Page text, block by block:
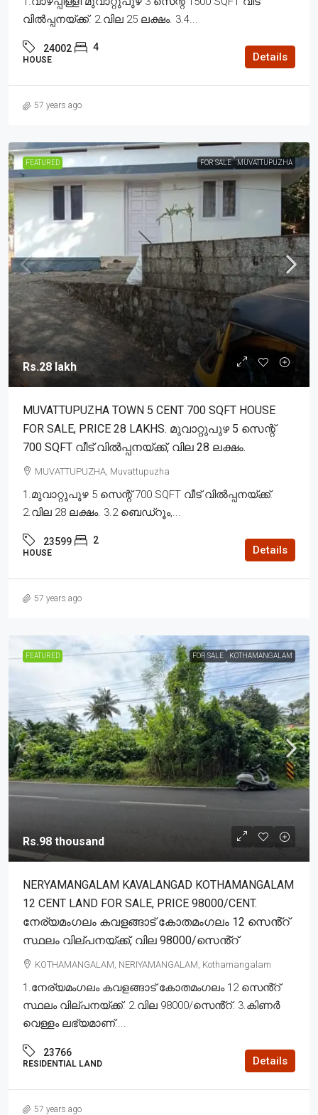
വിൽപ്പനയ്ക്ക്. 2.വില 25 ലക്ഷം. 3.4...
24002 4
HOUSE Details
57 years ago
FEATURED FOR SALE MUVATTUPUZHA
Rs.28 lakh
MUVATTUPUZHA TOWN 5 CENT 700 SQFT HOUSE
FOR SALE, PRICE 28 LAKHS. മുവാറ്റുപുഴ 5 സെന്റ്
700 SQFT വീട് വിൽപ്പനയ്ക്ക്, വില 28 ലക്ഷം.
MUVATTUPUZHA, Muvattupuzha
1.മുവാറ്റുപുഴ 5 സെന്റ് 700 SQFT വീട് വിൽപ്പനയ്ക്ക്.
2.വില 28 ലക്ഷം. 3.2 ബെഡ്‌റൂം,...
23599 2
HOUSE Details
57 years ago
FEATURED FOR SALE KOTHAMANGALAM
Rs.98 thousand
NERYAMANGALAM KAVALANGAD KOTHAMANGALAM
12 CENT LAND FOR SALE, PRICE 98000/CENT.
നേര്യമംഗലം കവളങ്ങാട് കോതമംഗലം 12 സെൻ്റ്
സ്ഥലം വില്പനയ്ക്ക്, വില 98000/സെൻ്റ്
KOTHAMANGALAM, NERIYAMANGALAM, Kothamangalam
1.നേര്യമംഗലം കവളങ്ങാട് കോതമംഗലം 12 സെൻ്റ്
സ്ഥലം വില്പനയ്ക്ക്. 2.വില 98000/സെൻ്റ്. 3.കിണർ
വെള്ളം ലഭ്യമാണ്....
23766
RESIDENTIAL LAND Details
57 years ago